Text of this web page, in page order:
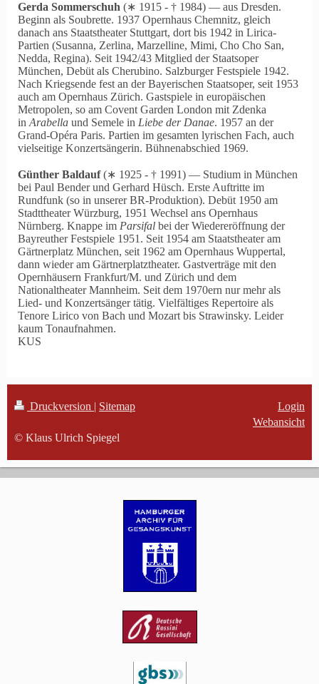
Gerda Sommerschuh (∗ 1915 ‑ † 1984) — aus Dresden.
Beginn als Soubrette. 1937 Opernhaus Chemnitz, gleich
danach ans Staatstheater Stuttgart, dort bis 1942 in Lirica-
Partien (Susanna, Zerlina, Marzelline, Mimi, Cho Cho San,
Nedda, Regina). Seit 1942/43 Mitglied der Staatsoper
München, Debüt als Cherubino. Salzburger Festspiele 1942.
Nach Kriegsende fest an der Bayerischen Staatsoper, seit 1953
auch am Opernhaus Zürich. Gastspiele in europäischen
Metropolen, so am Covent Garden London mit Zdenka
inArabella und Semele in Liebe der Danae. 1957 an der
Grand-Opéra Paris. Partien im gesamten lyrischen Fach, auch
vielseitige Konzertsängerin. Bühnenabschied 1969.
Günther Baldauf(∗ 1925 ‑ † 1991) — Studium in München
bei Paul Bender und Gerhard Hüsch. Erste Auftritte im
Rundfunk (so in unserer BR-Produktion). Debüt 1950 am
Stadttheater Würzburg, 1951 Wechsel ans Opernhaus
Nürnberg. Knappe im Parsifal bei der Wiedereröffnung der
Bayreuther Festspiele 1951. Seit 1954 am Staatstheater am
Gärtnerplatz München, seit 1962 am Opernhaus Wuppertal,
dann wieder am Gärtnerplatztheater. Gastverträge mit den
Opernhäusern Frankfurt/M. und Zürich und dem
Nationaltheater Mannheim. Seit dem 1970ern nur mehr als
Lied- und Konzertsänger tätig. Vielfältiges Repertoire als
Tenore Lirico von Bach und Mozart bis Strawinsky. Leider
kaum Tonaufnahmen.
KUS
Druckversion | Sitemap
© Klaus Ulrich Spiegel
Login
Webansicht